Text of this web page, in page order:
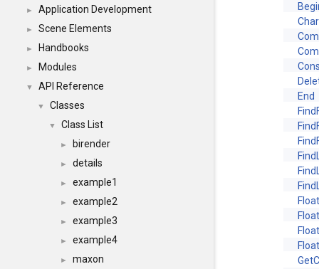
► Application Development
► Scene Elements
► Handbooks
► Modules
▼ API Reference
▼ Classes
▼ Class List
► birender
► details
► example1
► example2
► example3
► example4
► maxon
End